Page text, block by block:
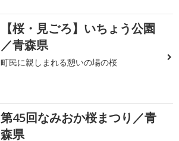
【桜・見ごろ】いちょう公園
／青森県
町民に親しまれる憩いの場の桜
第45回なみおか桜まつり／青
森県